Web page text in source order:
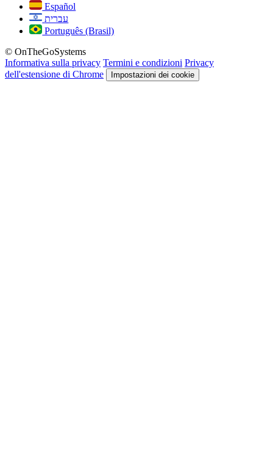
Español
עברית
Português (Brasil)
© OnTheGoSystems
Informativa sulla privacy Termini e condizioni Privacy
dell'estensione di Chrome
Impostazioni dei cookie